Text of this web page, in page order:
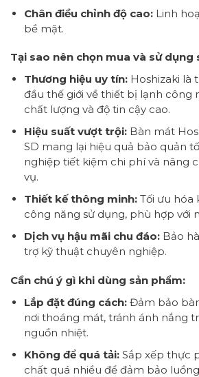
Chân điều chỉnh độ cao:Linh
bề mặt.
Tại sao nên chọn mua và sử dụng
Thương hiệu uy tín:Hoshizaki là
đầu thế giới về thiết bị lạnh công
chất lượng và độ tin cậy cao.
Hiệu suất vượt trội:Bàn mát
SD mang lại hiệu quả bảo quản
nghiệp tiết kiệm chi phí và nâng
vụ.
Thiết kế thông minh:Tối ưu hóa
công năng sử dụng, phù hợp với
Dịch vụ hậu mãi chu đáo:Bảo
trợ kỹ thuật chuyên nghiệp.
Cần chú ý gì khi dùng sản phẩm:
Lắp đặt đúng cách:Đảm bảo
nơi thoáng mát, tránh ánh nắng
nguồn nhiệt.
Không để quá tải:Sắp xếp thực
chất quá nhiều để đảm bảo